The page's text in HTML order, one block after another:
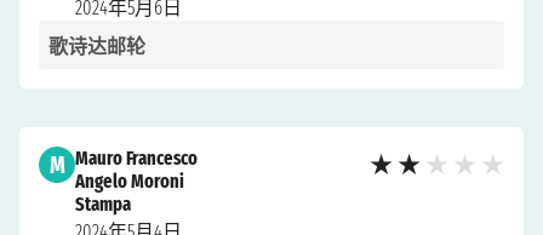
2024年5月6日
歌诗达邮轮
M Mauro Francesco
Angelo Moroni
Stampa
★ ★ ★ ★ ★